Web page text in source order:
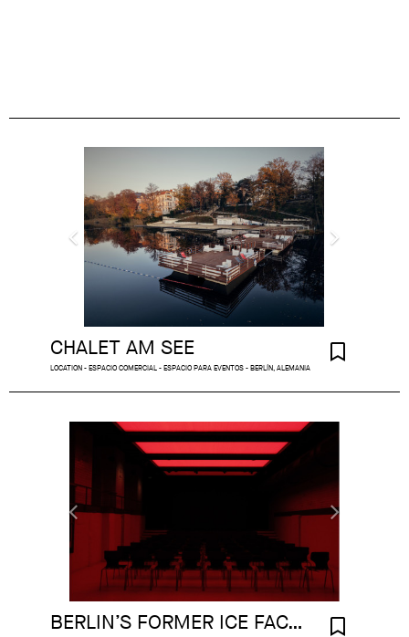
CHALET AM SEE
LOCATION - ESPACIO COMERCIAL - ESPACIO PARA EVENTOS - BERLÍN, ALEMANIA
BERLIN’S FORMER ICE FACTORY